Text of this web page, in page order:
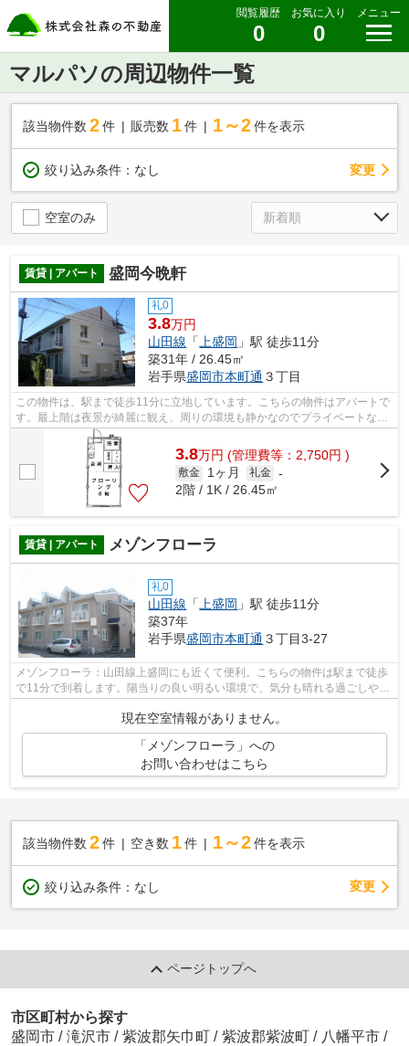
閲覧履歴
0
お気に入り
0
メニュー
マルパソの周辺物件一覧
該当物件数 2件 販売数 1 件 1～2 件を表示
絞り込み条件： なし 変更
空室のみ
賃貸 | アパート 盛岡今晩軒
礼0
3.8万円
山田線 「上盛岡 」駅 徒歩11分
築31年 / 26.45㎡
岩手県盛岡市本町通 ３丁目
この物件は、駅まで徒歩11分に立地しています。こちらの物件はアパートで
す。最上階は夜景が綺麗に観え、周りの環境も静かなのでプライベートな時
間を楽しみたい方は是非。森の不動産...
3.8万円 (管理費等：2,750円 )
敷金 1ヶ月 礼金 -
2階 / 1K / 26.45㎡
賃貸 | アパート メゾンフローラ
礼0
山田線 「 上盛岡 」駅 徒歩11分
築37年
岩手県盛岡市本町通 ３丁目3-27
メゾンフローラ：山田線上盛岡にも近くて便利。こちらの物件は駅まで徒歩
で11分で到着します。陽当りの良い明るい環境で、気分も晴れる過ごしやす
現在空室情報がありません。
「メゾンフローラ」への
お問い合わせはこちら
該当物件数 2件 空き数 1 件 1～2 件を表示
絞り込み条件： なし 変更
ページトップへ
市区町村から探す
盛岡市 / 滝沢市 / 紫波郡矢巾町 / 紫波郡紫波町 / 八幡平市 /